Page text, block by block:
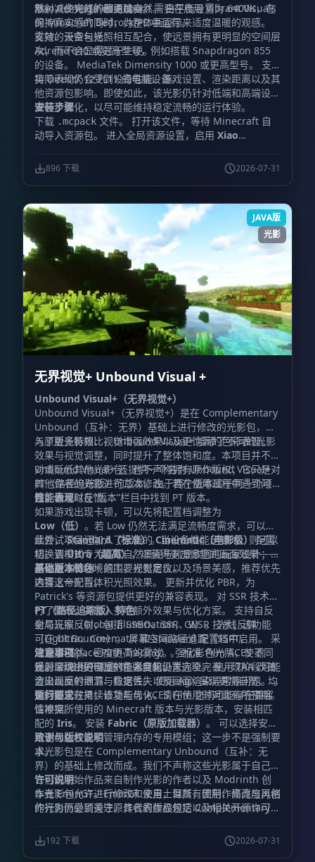
然，减少突兀的画面跳变。
散射，使光线扩散更加自然。 白平衡设置为 6400K，在
保持真实感的同时，为整体画面带来适度温暖的观感。
雾效、天空与光照相互配合，使远景拥有更明显的空间层
次，而不会显得过于生硬。
Xiao Reimagined Reborn 需要在启用 Vibrant Visuals
的 Minecraft Bedrock/PE 中运行。
支持的设备包括：
Adreno 640 或更高型号，例如搭载 Snapdragon 855
的设备。 MediaTek Dimensity 1000 或更高型号。 支
持 DirectX 12 FL11 的电脑设备。
实际表现仍会受到设备性能、游戏设置、渲染距离以及其
他资源包影响。即使如此，该光影仍针对低端和高端设备
进行了优化，以尽可能维持稳定流畅的运行体验。
安装步骤
下载 .mcpack 文件。 打开该文件，等待 Minecraft 自
动导入资源包。 进入全局资源设置，启用 Xiao
Visuals。 重新进入世界，确认新的天空、光照与雾效已
经生效。
896 下载 2026-07-31
JAVA版
光影
无界视觉+ Unbound Visual +
Unbound Visual+（无界视觉+）
Unbound Visual+（无界视觉+）是在 Complementary
Unbound（互补：无界）基础上进行修改的光影包，加
入了更多特效、视觉增强效果以及更饱满的色彩表现。
与原版光影相比，Unbound Visual+ 增添了不同的光影
效果与视觉调整，同时提升了整体饱和度。本项目并不针
对或贬低其他光影包，也不声称拥有原作版权；它只是对
其他作者的光影进行二次修改。若在使用过程中遇到问
题，请及时反馈。
Unbound Visual+ 还提供一个名为 Unbound Visual+
PT（路径追踪版）的版本。由于两个版本属于同一个项
目，你可以在“版本”栏目中找到 PT 版本。
性能表现
如果游戏出现卡顿，可以先将配置档调整为
Low（低） 。若 Low 仍然无法满足流畅度需求，可以继
续尝试Standard（标准）。当设备性能足够时，则可以
切换到Ultra（超高），以获得更加惊艳的画面效果——
这也是 Visual+ 的主要视觉定位。
此外，项目还加入了全新的Cinematic（电影级）配置
档。该模式专为喜欢自然景观与风景欣赏的玩家设计；如
果你更注重环境氛围、光影层次以及场景美感，推荐优先
选择这一配置。
基础版本特色
内置上帝光与体积光照效果。 更新并优化 PBR，为
Patrick's 等资源包提供更好的兼容表现。 对 SSR 技术进
行了修改，并加入多项额外效果与优化方案。 支持自反
射与玩家反射，包括 SSBO、SSR、WSR 技术；该功能
可在 Ultra、Cinematic 和 Standard 配置档中启用。 采
用更加自然、密度更高的雾效。 强化彩色光照，使不同
光源呈现出更明显的色彩变化。
PT（路径追踪版）特色
全局光照（Global Illumination，GI）。 光线反弹
（Light Bounce）。 屏幕空间路径追踪（SSPT，
Screen-Space Path-Tracing）。 标准 Film ACES 滤
镜。 新增用于调整 GI 强度的设置选项。 使用 TAA 改善
渲染画面的细节与稳定性。 使用 AgX 呈现更加自然、均
衡的阳光效果；该功能与 ACES Film 之间可能存在兼容
性冲突。
注意事项
反射区块中的自反射技术目前仍未完全完善。现阶段可能
会出现反射泄漏、数据丢失以及画面渲染异常等问题。相
关问题正在持续修复与优化，请在使用时对此有所预期。
运行要求
请根据所使用的 Minecraft 版本与光影版本，安装相匹
配的 Iris。 安装 Fabric（原版加载器） 。 可以选择安装
用于优化性能和管理内存的专用模组；这一步不是强制要
求。
致谢与版权说明
本光影包是在 Complementary Unbound（互补：无
界）的基础上修改而成。我们不声称这些光影属于自己，
它们的原始作品来自制作光影的作者以及 Modrinth 创
作者 EminGT。EminGT 来自土耳其，因制作高亮度风格
的光影而受到关注，其代表作品包括 Complementary
Shaders（互补光影）以及 Complementary
Reimagined（互补：重构版）。
许可说明
本光影包允许进行修改和使用，但所有使用、修改与再创
作行为仍必须遵守原作者的版权规定以及相关开源许可要
192 下载 2026-07-31